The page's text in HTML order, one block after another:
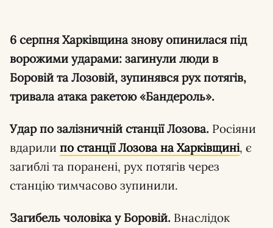
6 серпня Харківщина знову опинилася під
ворожими ударами: загинули люди в
Боровій та Лозовій, зупинявся рух потягів,
тривала атака ракетою «Бандероль».
Удар по залізничній станції Лозова. Росіяни
вдарили по станції Лозова на Харківщині, є
загиблі та поранені, рух потягів через
станцію тимчасово зупинили.
Загибель чоловіка у Боровій. Внаслідок